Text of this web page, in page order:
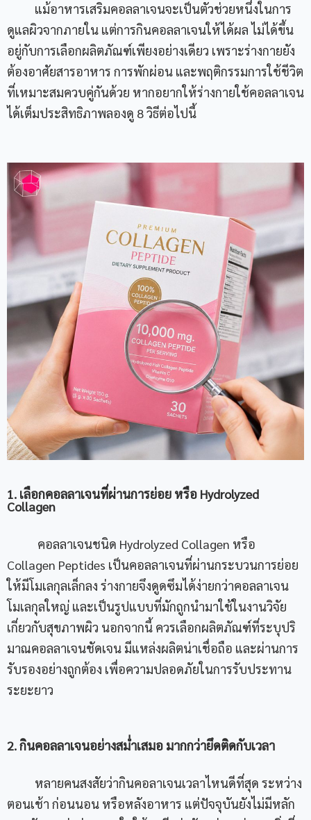
แม้อาหารเสริมคอลลาเจนจะเป็นตัวช่วยหนึ่งในการ
ดูแลผิวจากภายใน แต่การกินคอลลาเจนให้ได้ผล ไม่ได้ขึ้น
อยู่กับการเลือกผลิตภัณฑ์เพียงอย่างเดียว เพราะร่างกายยัง
ต้องอาศัยสารอาหาร การพักผ่อน และพฤติกรรมการใช้ชีวิต
ที่เหมาะสมควบคู่กันด้วย หากอยากให้ร่างกายใช้คอลลาเจน
ได้เต็มประสิทธิภาพลองดู 8 วิธีต่อไปนี้
1. เลือกคอลลาเจนที่ผ่านการย่อย หรือ Hydrolyzed
Collagen
คอลลาเจนชนิด Hydrolyzed Collagen หรือ
Collagen Peptides เป็นคอลลาเจนที่ผ่านกระบวนการย่อย
ให้มีโมเลกุลเล็กลง ร่างกายจึงดูดซึมได้ง่ายกว่าคอลลาเจน
โมเลกุลใหญ่ และเป็นรูปแบบที่มักถูกนำมาใช้ในงานวิจัย
เกี่ยวกับสุขภาพผิว นอกจากนี้ ควรเลือกผลิตภัณฑ์ที่ระบุปริ
มาณคอลลาเจนชัดเจน มีแหล่งผลิตน่าเชื่อถือ และผ่านการ
รับรองอย่างถูกต้อง เพื่อความปลอดภัยในการรับประทาน
ระยะยาว
2. กินคอลลาเจนอย่างสม่ำเสมอ มากกว่ายึดติดกับเวลา
หลายคนสงสัยว่ากินคอลาเจนเวลาไหนดีที่สุด ระหว่าง
ตอนเช้า ก่อนนอน หรือหลังอาหาร แต่ปัจจุบันยังไม่มีหลัก